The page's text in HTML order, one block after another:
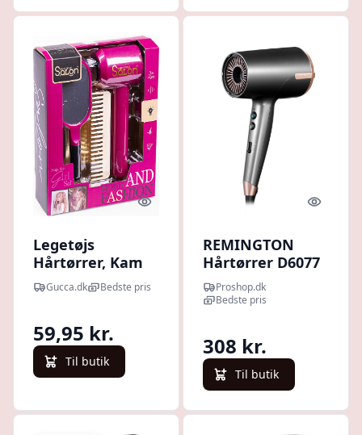
Quick look
Legetøjs
Hårtørrer, Kam
Og Spejl - Hair
Style Salon
Gucca.dk Bedste pris
59,95 kr.
Til butik
Quick
REMINGTON
Hårtørrer D6077
ONE Dry & Style -
2000 W
Proshop.dk
Bedste pris
308 kr.
Til butik